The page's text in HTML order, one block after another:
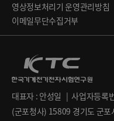
영상정보처리기 운영관리방침
이메일무단수집거부
대표자 : 안성일 | 사업자등록
(군포청사) 15809 경기도 군